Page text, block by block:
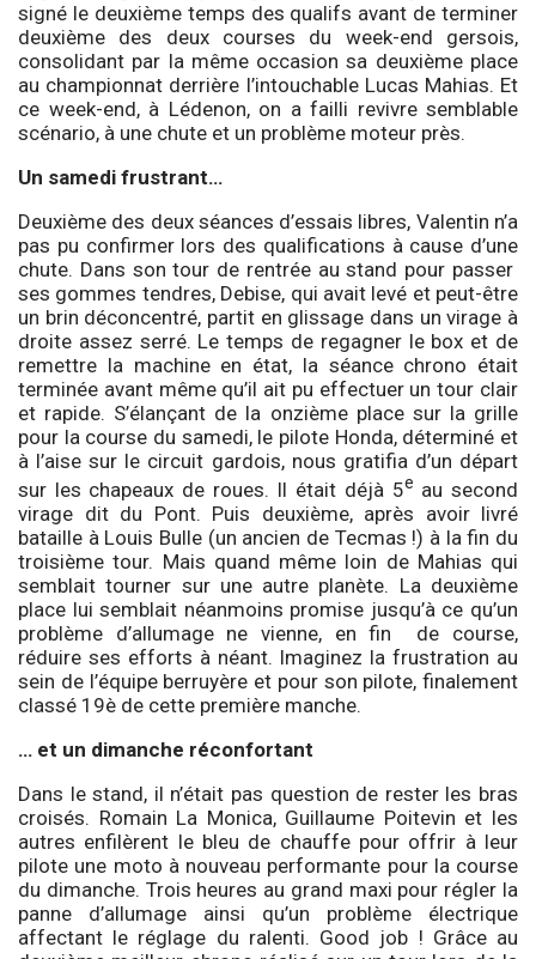
signé le deuxième temps des qualifs avant de terminer
deuxième des deux courses du week-end gersois,
consolidant par la même occasion sa deuxième place
au championnat derrière l’intouchable Lucas Mahias. Et
ce week-end, à Lédenon, on a failli revivre semblable
scénario, à une chute et un problème moteur près.
Un samedi frustrant…
Deuxième des deux séances d’essais libres, Valentin n’a
pas pu confirmer lors des qualifications à cause d’une
chute. Dans son tour de rentrée au stand pour passer
ses gommes tendres, Debise, qui avait levé et peut-être
un brin déconcentré, partit en glissage dans un virage à
droite assez serré. Le temps de regagner le box et de
remettre la machine en état, la séance chrono était
terminée avant même qu’il ait pu effectuer un tour clair
et rapide. S’élançant de la onzième place sur la grille
pour la course du samedi, le pilote Honda, déterminé et
à l’aise sur le circuit gardois, nous gratifia d’un départ
sur les chapeaux de roues. Il était déjà 5e au second
virage dit du Pont. Puis deuxième, après avoir livré
bataille à Louis Bulle (un ancien de Tecmas !) à la fin du
troisième tour. Mais quand même loin de Mahias qui
semblait tourner sur une autre planète. La deuxième
place lui semblait néanmoins promise jusqu’à ce qu’un
problème d’allumage ne vienne, en fin de course,
réduire ses efforts à néant. Imaginez la frustration au
sein de l’équipe berruyère et pour son pilote, finalement
classé 19è de cette première manche.
… et un dimanche réconfortant
Dans le stand, il n’était pas question de rester les bras
croisés. Romain La Monica, Guillaume Poitevin et les
autres enfilèrent le bleu de chauffe pour offrir à leur
pilote une moto à nouveau performante pour la course
du dimanche. Trois heures au grand maxi pour régler la
panne d’allumage ainsi qu’un problème électrique
affectant le réglage du ralenti. Good job ! Grâce au